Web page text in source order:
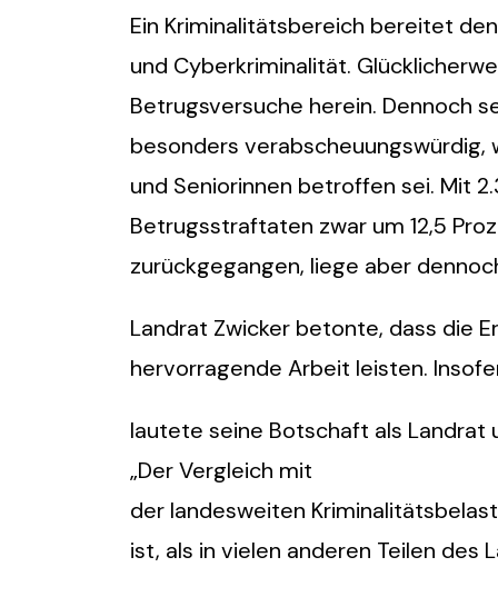
Ein Kriminalitätsbereich bereitet
und Cyberkriminalität.
Betrugsversuche herein. Dennoch
besonders verabscheuungswürdig,
und Seniorinnen betroffen sei. Mit
Betrugsstraftaten zwar um 12,5
zurückgegangen, liege aber
Landrat Zwicker betonte, dass die
hervorragende Arbeit leisten.
lautete seine Botschaft als Landrat
„Der Vergleich mit
der landesweiten
ist, als in vielen anderen Teilen des